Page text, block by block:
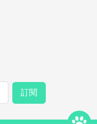
訂閱